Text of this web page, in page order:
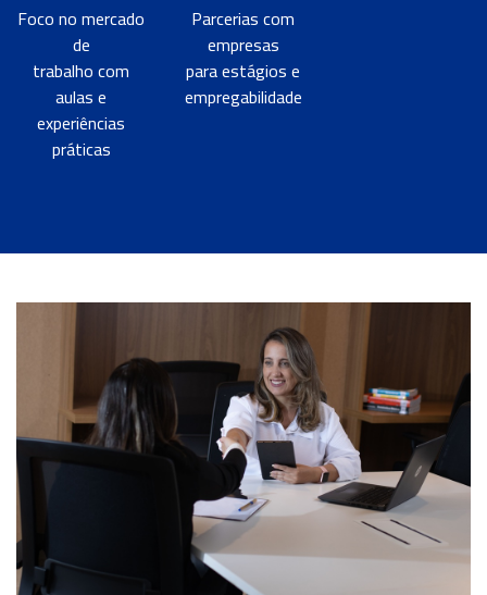
Foco no mercado
de
trabalho com
aulas e
experiências
práticas
Parcerias com
empresas
para estágios e
empregabilidade